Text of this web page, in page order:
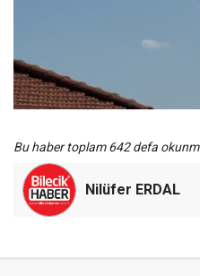
Bu haber toplam 642 defa
Nilüfer ERDAL